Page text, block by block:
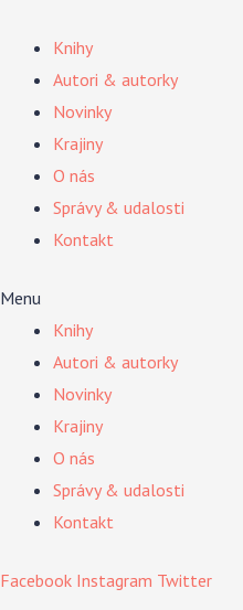
obsah
Knihy
Autori & autorky
Novinky
Krajiny
O nás
Správy & udalosti
Kontakt
Menu
Knihy
Autori & autorky
Novinky
Krajiny
O nás
Správy & udalosti
Kontakt
Facebook Instagram Twitter